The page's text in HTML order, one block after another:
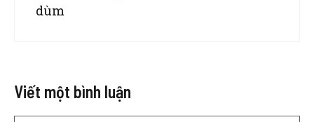
dùm
Viết một bình luận